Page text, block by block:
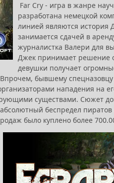
Far Cry - игра в жанре
разработана немецкой
линией являются история
занимается сдачей в
журналистка Валери для
Джек принимает решение
девушки получает
Впрочем, бывшему
нападения на
существами. Сюжет
беспредел
было куплено более